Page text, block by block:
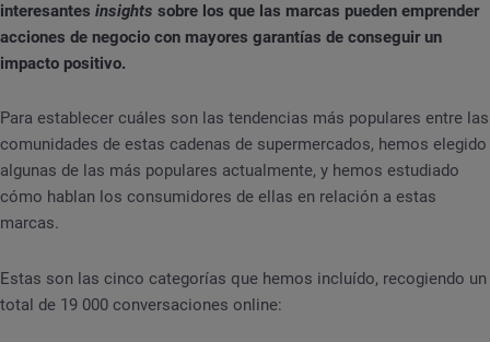
interesantes insights sobre los que las marcas pueden emprender
acciones de negocio con mayores garantías de conseguir un
impacto positivo.
Para establecer cuáles son las tendencias más populares entre las
comunidades de estas cadenas de supermercados, hemos elegido
algunas de las más populares actualmente, y hemos estudiado
cómo hablan los consumidores de ellas en relación a estas
marcas.
Estas son las cinco categorías que hemos incluído, recogiendo un
total de 19 000 conversaciones online: